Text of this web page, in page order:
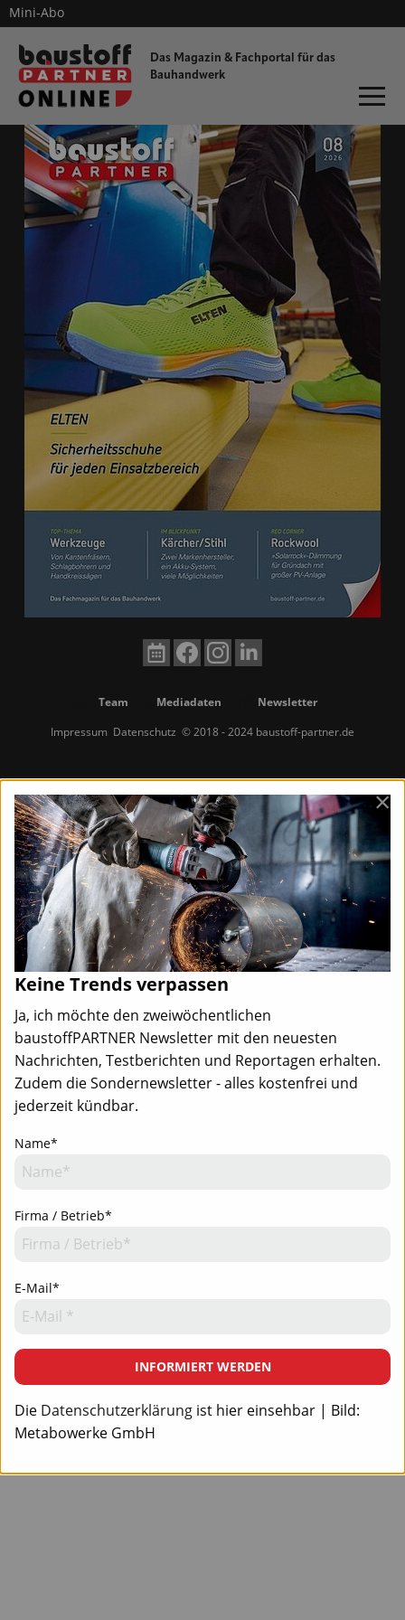
Das Magazin & Fachportal für das
Bauhandwerk
Mini-Abo
dieProfitester
ONLINE-MAGAZIN
Team Mediadaten
Newsletter
Impressum Datenschutz © 2018 - 2024 baustoff-partner.de
Keine Trends verpassen
Ja, ich möchte den zweiwöchentlichen
baustoffPARTNER Newsletter mit den neuesten
Nachrichten, Testberichten und Reportagen erhalten.
Zudem die Sondernewsletter - alles kostenfrei und
jederzeit kündbar.
Name*
Firma / Betrieb*
E-Mail*
INFORMIERT WERDEN
Die Datenschutzerklärung ist hier einsehbar | Bild:
Metabowerke GmbH
×